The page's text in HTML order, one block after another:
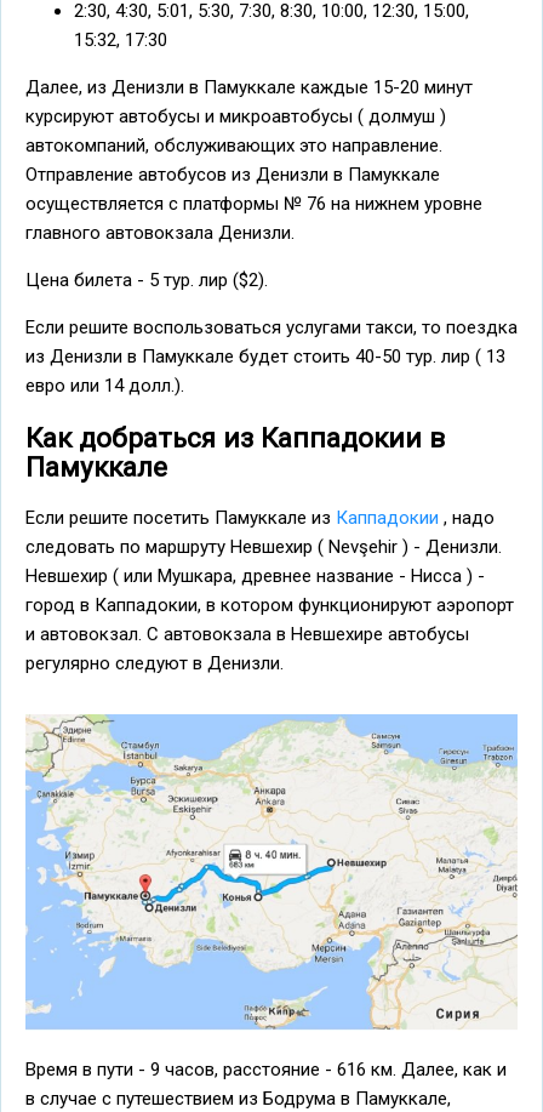
2:30, 4:30, 5:01, 5:30, 7:30, 8:30, 10:00, 12:30, 15:00,
15:32, 17:30
Далее, из Денизли в Памуккале каждые 15-20 минут
курсируют автобусы и микроавтобусы ( долмуш )
автокомпаний, обслуживающих это направление.
Отправление автобусов из Денизли в Памуккале
осуществляется с платформы № 76 на нижнем уровне
главного автовокзала Денизли.
Цена билета - 5 тур. лир ($2).
Если решите воспользоваться услугами такси, то поездка
из Денизли в Памуккале будет стоить 40-50 тур. лир ( 13
евро или 14 долл.).
Как добраться из Каппадокии в
Памуккале
Если решите посетить Памуккале из Каппадокии , надо
следовать по маршруту Невшехир ( Nevşehir ) - Денизли.
Невшехир ( или Мушкара, древнее название - Нисса ) -
город в Каппадокии, в котором функционируют аэропорт
и автовокзал. С автовокзала в Невшехире автобусы
регулярно следуют в Денизли.
Время в пути - 9 часов, расстояние - 616 км. Далее, как и
в случае с путешествием из Бодрума в Памуккале,